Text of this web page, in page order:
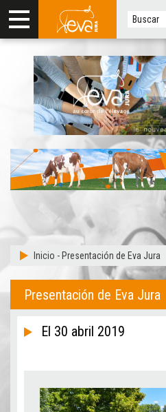
Inicio - Presentación de Eva Jura
Presentación de Eva Jura
El 30 abril 2019